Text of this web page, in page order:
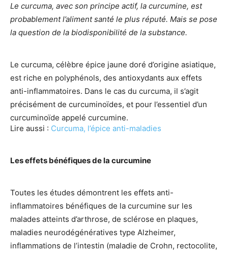
Le curcuma, avec son principe actif, la curcumine, est
probablement l’aliment santé le plus réputé. Mais se pose
la question de la biodisponibilité de la substance.
Le curcuma, célèbre épice jaune doré d’origine asiatique,
est riche en polyphénols, des antioxydants aux effets
anti-inflammatoires. Dans le cas du curcuma, il s’agit
précisément de curcuminoïdes, et pour l’essentiel d’un
curcuminoïde appelé curcumine.
Lire aussi : Curcuma, l’épice anti-maladies
Les effets bénéfiques de la curcumine
Toutes les études démontrent les effets anti-
inflammatoires bénéfiques de la curcumine sur les
malades atteints d’arthrose, de sclérose en plaques,
maladies neurodégénératives type Alzheimer,
inflammations de l’intestin (maladie de Crohn, rectocolite,